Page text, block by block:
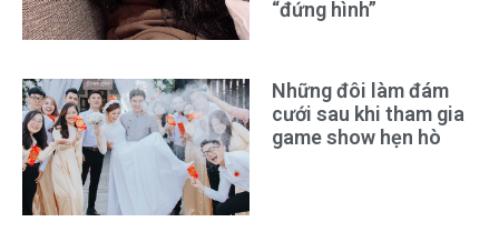
“đứng hình”
Những đôi làm đám
cưới sau khi tham gia
game show hẹn hò